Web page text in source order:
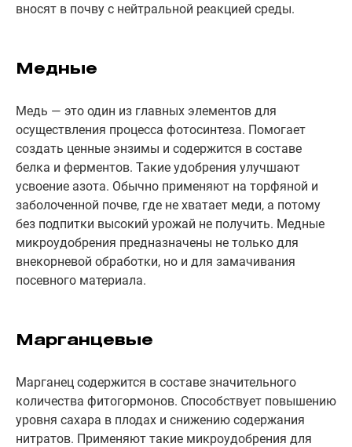
вносят в почву с нейтральной реакцией среды.
Медные
Медь — это один из главных элементов для
осуществления процесса фотосинтеза. Помогает
создать ценные энзимы и содержится в составе
белка и ферментов. Такие удобрения улучшают
усвоение азота. Обычно применяют на торфяной и
заболоченной почве, где не хватает меди, а потому
без подпитки высокий урожай не получить. Медные
микроудобрения предназначены не только для
внекорневой обработки, но и для замачивания
посевного материала.
Марганцевые
Марганец содержится в составе значительного
количества фитогормонов. Способствует повышению
уровня сахара в плодах и снижению содержания
нитратов. Применяют такие микроудобрения для